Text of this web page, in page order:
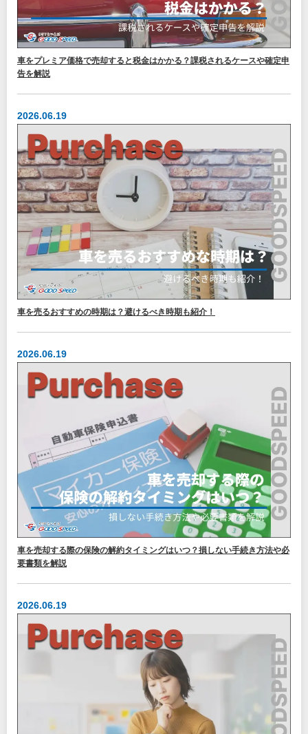
車をプレミア価格で売却すると税金はかかる？課税されるケースや確定申
告を解説
2026.06.19
車を売るおすすめの時期は？避けるべき時期も紹介！
2026.06.19
車を売却する際の保険の解約タイミングはいつ？損しない手続き方法や必
要書類を解説
2026.06.19